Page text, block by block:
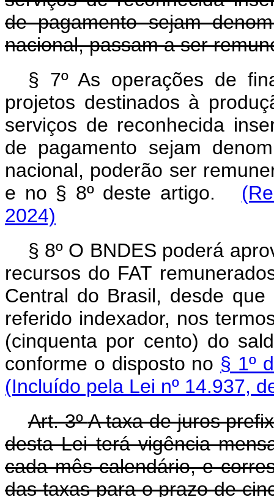
de pagamento sejam
nacional, passam a ser
§ 7º As operações de
projetos destinados à
serviços de reconhecida
de pagamento sejam
nacional, poderão ser
e no § 8º deste artigo.
2024)
§ 8º O BNDES poderá
recursos do FAT
Central do Brasil, desde
referido indexador, nos
(cinquenta por cento) do
conforme o disposto no § 1º
(Incluído pela Lei nº 14.937,
Art. 3ºA taxa de juros
desta Lei terá vigência
cada mês-calendário, e
das taxas para o prazo de